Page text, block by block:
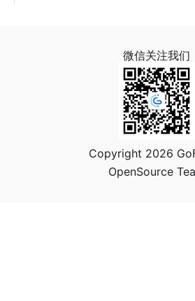
微信关注我们
Copyright 2026
OpenSource